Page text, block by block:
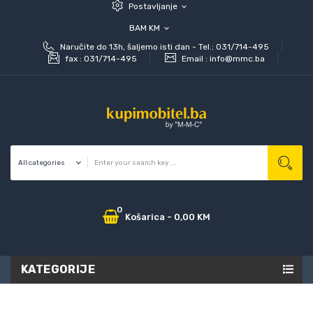
Postavljanje expand_more
BAM KM expand_more
Naručite do 13h, šaljemo isti dan - Tel.: 031/714-495
fax : 031/714-495 Email : info@mmc.ba
Košarica
0
- 0,00 KM
KATEGORIJE